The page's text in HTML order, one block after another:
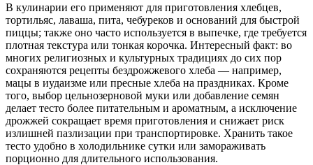
В кулинарии его применяют для приготовления хлебцев,
тортильяс, лаваша, пита, чебуреков и оснований для быстрой
пиццы; также оно часто используется в выпечке, где требуется
плотная текстура или тонкая корочка. Интересный факт: во
многих религиозных и культурных традициях до сих пор
сохраняются рецепты бездрожжевого хлеба — например,
мацы в иудаизме или пресные хлеба на праздниках. Кроме
того, выбор цельнозерновой муки или добавление семян
делает тесто более питательным и ароматным, а исключение
дрожжей сокращает время приготовления и снижает риск
излишней пазлизации при транспортировке. Хранить такое
тесто удобно в холодильнике сутки или замораживать
порционно для длительного использования.